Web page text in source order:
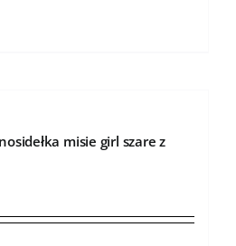
misie girl szare z